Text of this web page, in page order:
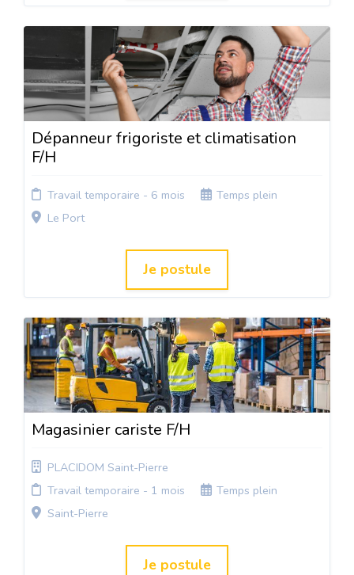
Dépanneur frigoriste et climatisation
F/H
Travail temporaire - 6 mois
Temps plein
Le Port
Je postule
Magasinier cariste F/H
PLACIDOM Saint-Pierre
Travail temporaire - 1 mois
Temps plein
Saint-Pierre
Je postule